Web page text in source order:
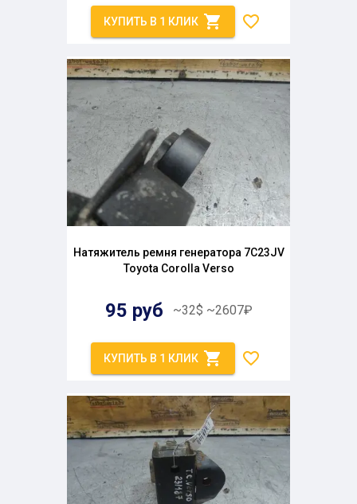
КУПИТЬ В 1 КЛИК
Натяжитель ремня генератора 7C23JV
Toyota Corolla Verso
95 руб ~32$ ~2607₽
КУПИТЬ В 1 КЛИК